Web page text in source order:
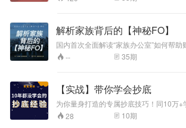
词。内容涵盖两会前瞻、总理记者会、政
解析家族背后的【神秘FO】
国内首次全面解读“家族办公室”如何帮助
进行传承设计。 集10万字行业观察，
密切沟通，凝结而成的行业入门级课程。
家族FO的必要性/国内家办趋势解读/家族
标的多样性/家族传承中的代际沟通/家族
构/家族资产税务筹划/家族资产隔离工具/
产配置/家族影响力投资/家族产业投资/家
管理/VFO虚拟家族办公室的应用
-- 35期
【实战】带你学会抄底
为你量身打造的专属抄底技巧！同10万+
起改变抄底亏损的命运！ 更多直播关注公
阳光讲知识 个人建议，仅供参考！
28 10期